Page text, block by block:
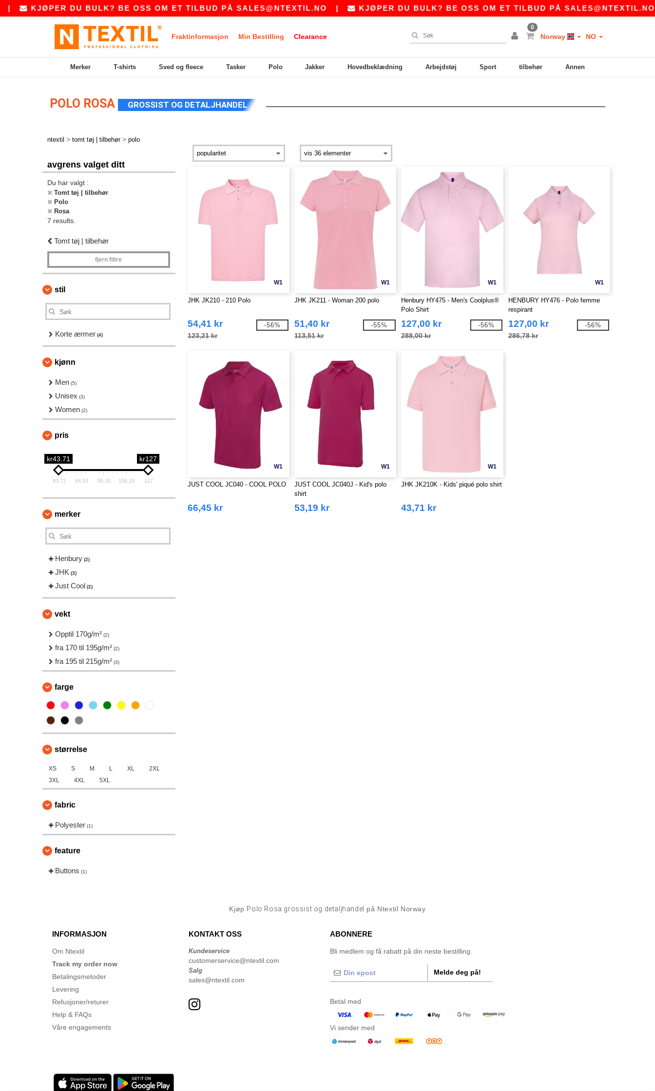
KJØPER DU BULK? BE OSS OM ET TILBUD PÅ SALES@NTEXTIL.NO| KJØPER DU BULK? BE OSS OM ET TILBUD PÅ SALES@NTEXTIL.NO
Fraktinformasjon Min Bestilling Clearance
0
Norway NO
Merker T-shirts Sved og fleece Tasker Polo Jakker Hovedbeklædning Arbejdstøj Sport tilbehør Annen
POLO ROSA GROSSIST OG DETALJHANDEL
ntextil > tomt tøj | tilbehør > polo
avgrens valget ditt
Du har valgt :
Tomt tøj | tilbehør
Polo
Rosa
7 results.
Tomt tøj | tilbehør
fjern filtre
stil
Korte ærmer (4)
kjønn
Men (5)
Unisex (3)
Women (2)
pris
kr43.71 kr127
43.71 64.53 85.35 106.18 127
merker
Henbury (2)
JHK (3)
Just Cool (2)
vekt
Opptil 170g/m² (2)
fra 170 til 195g/m² (2)
fra 195 til 215g/m² (3)
farge
størrelse
XS S M L XL
2XL
3XL
4XL 5XL
fabric
Polyester (1)
feature
Buttons (1)
W1
JHK JK210 - 210 Polo
54,41 kr
123,21 kr
-56%
W1
JHK JK211 - Woman 200 polo
51,40 kr
113,51 kr
-55%
W1
Henbury HY475 - Men's Coolplus®
Polo Shirt
127,00 kr
288,00 kr
-56%
W1
HENBURY HY476 - Polo femme
respirant
127,00 kr
286,78 kr
-56%
W1
JUST COOL JC040 - COOL POLO
66,45 kr
W1
JUST COOL JC040J - Kid's polo
shirt
53,19 kr
W1
JHK JK210K - Kids' piqué polo shirt
43,71 kr
Kjøp Polo Rosa grossist og detaljhandel på Ntextil Norway
INFORMASJON
Om Ntextil
Track my order now
Betalingsmetoder
Levering
Refusjoner/returer
Help & FAQs
Våre engagements
KONTAKT OSS
Kundeservice
customerservice@ntextil.com
Salg
sales@ntextil.com
ABONNERE
Bli medlem og få rabatt på din neste bestilling.
Melde deg på!
Betal med
Vi sender med